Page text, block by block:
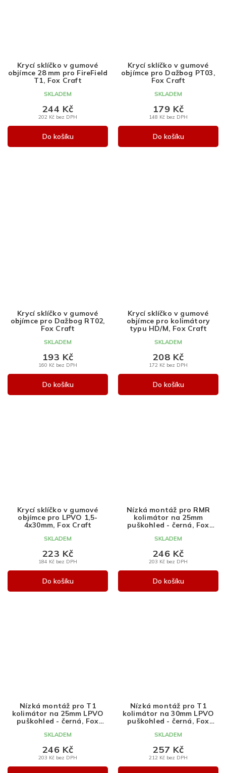
Krycí sklíčko v gumové
objímce 28 mm pro FireField
T1, Fox Craft
SKLADEM
202 Kč bez DPH
244 Kč
Do košíku
Krycí sklíčko v gumové
objímce pro Dažbog PT03,
Fox Craft
SKLADEM
148 Kč bez DPH
179 Kč
Do košíku
Krycí sklíčko v gumové
objímce pro Dažbog RT02,
Fox Craft
SKLADEM
160 Kč bez DPH
193 Kč
Do košíku
Krycí sklíčko v gumové
objímce pro kolimátory
typu HD/M, Fox Craft
SKLADEM
172 Kč bez DPH
208 Kč
Do košíku
Krycí sklíčko v gumové
objímce pro LPVO 1,5-
4x30mm, Fox Craft
SKLADEM
184 Kč bez DPH
223 Kč
Do košíku
Nízká montáž pro RMR
kolimátor na 25mm
puškohled - černá, Fox
SKLADEM
203 Kč bez DPH
246 Kč
Do košíku
Nízká montáž pro T1
kolimátor na 25mm LPVO
puškohled - černá, Fox
SKLADEM
203 Kč bez DPH
246 Kč
Nízká montáž pro T1
kolimátor na 30mm LPVO
puškohled - černá, Fox
SKLADEM
212 Kč bez DPH
257 Kč